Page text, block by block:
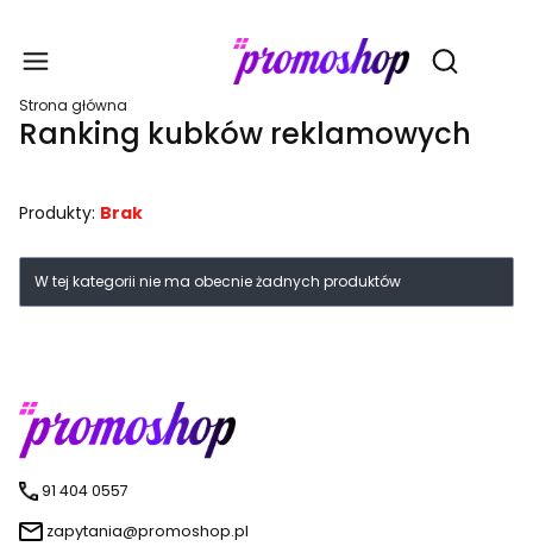
Otwórz
Strona główna
Ranking kubków reklamowych
Produkty: Brak
Lista produktów
W tej kategorii nie ma obecnie żadnych produktów
91 404 0557
zapytania@promoshop.pl